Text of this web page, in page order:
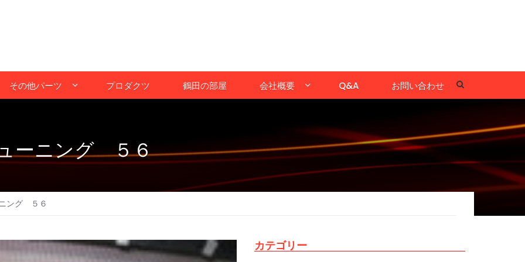
その他パーツ プロダクツ 鶴田の部屋 会社概要 Q&A お問い合わせ
ーニング ５６
ング ５６
カテゴリー